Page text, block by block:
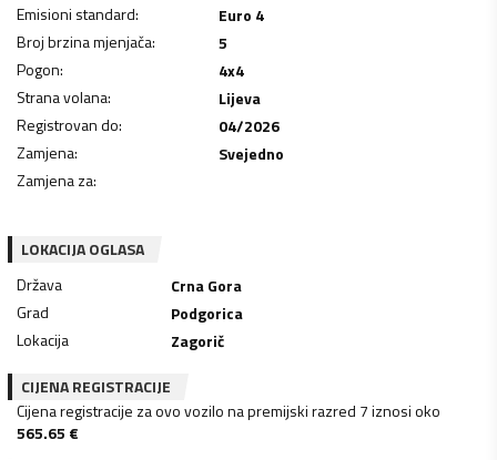
Emisioni standard:
Euro 4
Broj brzina mjenjača:
5
Pogon:
4x4
Strana volana:
Lijeva
Registrovan do:
04/2026
Zamjena:
Svejedno
Zamjena za:
LOKACIJA OGLASA
Država
Crna Gora
Grad
Podgorica
Lokacija
Zagorič
CIJENA REGISTRACIJE
Cijena registracije za ovo vozilo na premijski razred 7 iznosi oko
565.65 €